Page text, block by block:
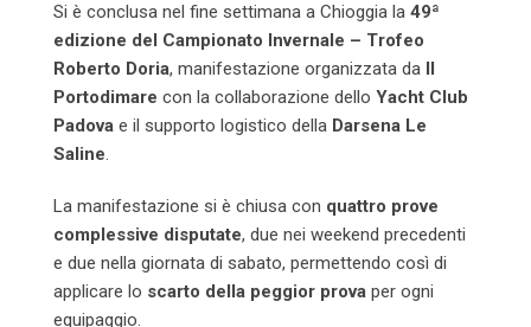
Si è conclusa nel fine settimana a Chioggia la 49ª
edizione del Campionato Invernale – Trofeo
Roberto Doria, manifestazione organizzata da
Portodimare con la collaborazione dello Yacht Club
Padova e il supporto logistico della Darsena Le
Saline.
La manifestazione si è chiusa con quattro prove
complessive disputate, due nei weekend precedenti
e due nella giornata di sabato, permettendo così di
applicare lo scarto della peggior prova per ogni
equipaggio.